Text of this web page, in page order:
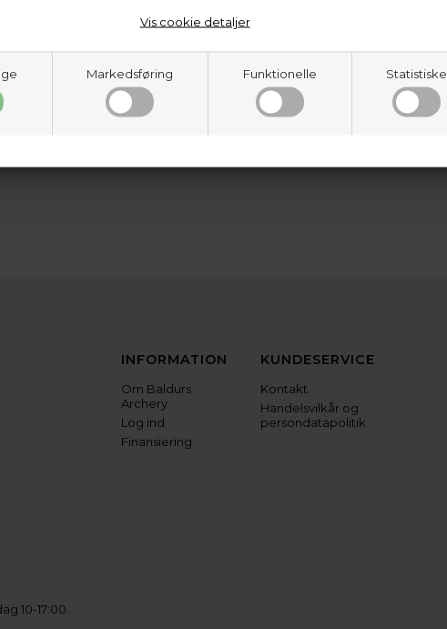
Markedsføring Funktionelle Statistiske
Vis cookie detaljer
10-17:00.
INFORMATION
Om Baldurs
Archery
Log ind
Finansiering
KUNDESERVICE
Kontakt
Handelsvilkår og
persondatapolitik